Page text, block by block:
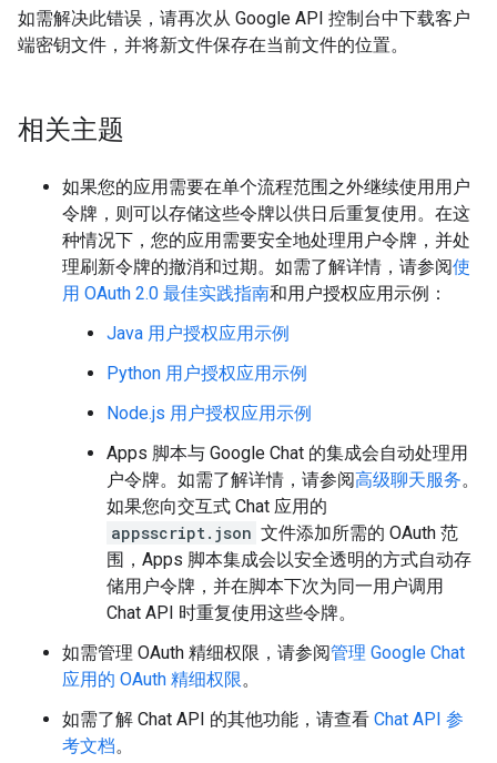
如需解决此错误，请再次从 Google API 控制台中下载客户
端密钥文件，并将新文件保存在当前文件的位置。
相关主题
如果您的应用需要在单个流程范围之外继续使用用户
令牌，则可以存储这些令牌以供日后重复使用。在这
种情况下，您的应用需要安全地处理用户令牌，并处
理刷新令牌的撤消和过期。如需了解详情，请参阅使
用 OAuth 2.0 最佳实践指南和用户授权应用示例：
Java 用户授权应用示例
Python 用户授权应用示例
Node.js 用户授权应用示例
Apps 脚本与 Google Chat 的集成会自动处理用
户令牌。如需了解详情，请参阅高级聊天服务。
如果您向交互式 Chat 应用的
appsscript.json 文件添加所需的 OAuth 范
围，Apps 脚本集成会以安全透明的方式自动存
储用户令牌，并在脚本下次为同一用户调用
Chat API 时重复使用这些令牌。
如需管理 OAuth 精细权限，请参阅管理 Google Chat
应用的 OAuth 精细权限。
如需了解 Chat API 的其他功能，请查看 Chat API 参
考文档。